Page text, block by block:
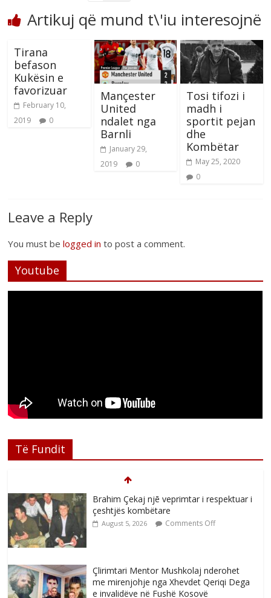
Artikuj që mund t\'iu interesojnë
Tirana
befason
Kukësin e
favorizuar
February 10,
2019
0
Mançester
United
ndalet nga
Barnli
January 29,
2019
0
Tosi tifozi i
madh i
sportit pejan
dhe
Kombëtar
May 25, 2020
0
Leave a Reply
You must belogged in to post a comment.
Youtube
Të Fundit
Brahim Çekaj njē veprimtar i respektuar i
çeshtjës kombëtare
August 5, 2026 Comments Off
Çlirimtari Mentor Mushkolaj nderohet
me mirenjohje nga Xhevdet Qeriqi Dega
e invalidëve në Fushë Kosovë